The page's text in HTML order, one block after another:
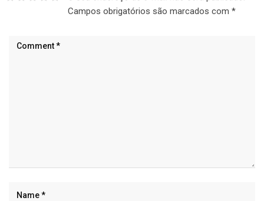
Campos obrigatórios são marcados com *